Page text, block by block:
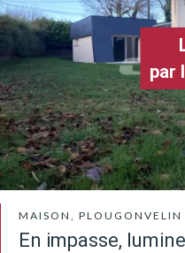
par
MAISON, PLOUGONVELIN
En impasse,